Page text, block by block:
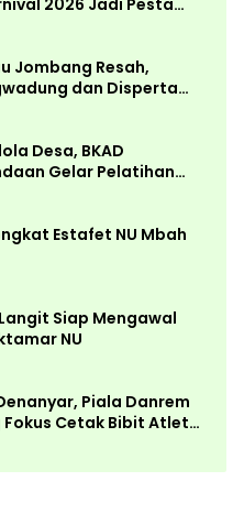
2026 Jadi Pesta
di Peterongan
Jombang Resah,
dan Disperta
Desa, BKAD
Gelar Pelatihan
Estafet NU Mbah
Siap Mengawal
NU
Piala Danrem
Cetak Bibit Atlet